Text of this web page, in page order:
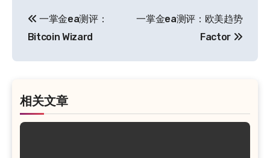
章
导
一掌金ea测评：
Bitcoin Wizard
一掌金ea测评：欧美趋势
Factor
相关文章